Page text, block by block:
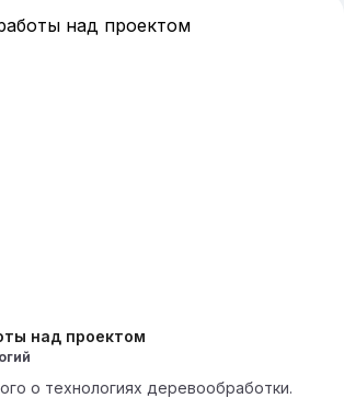
над проектом
о технологиях деревообработки.